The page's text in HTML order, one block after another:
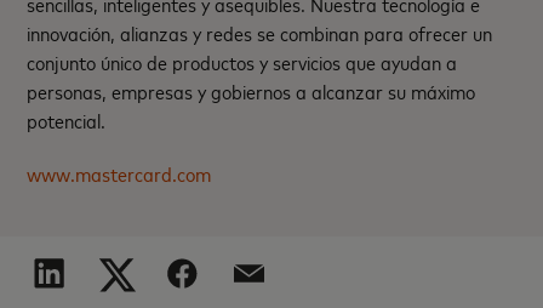
innovación, alianzas y redes se combinan para ofrecer un
conjunto único de productos y servicios que ayudan a
personas, empresas y gobiernos a alcanzar su máximo
potencial.
www.mastercard.com